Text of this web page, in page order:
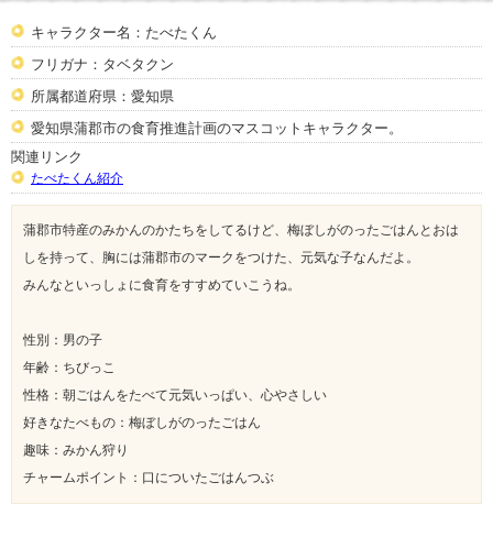
キャラクター名：たべたくん
フリガナ：タベタクン
所属都道府県：愛知県
愛知県蒲郡市の食育推進計画のマスコットキャラクター。
関連リンク
たべたくん紹介
蒲郡市特産のみかんのかたちをしてるけど、梅ぼしがのったごはんとおは
しを持って、胸には蒲郡市のマークをつけた、元気な子なんだよ。
みんなといっしょに食育をすすめていこうね。
性別：男の子
年齢：ちびっこ
性格：朝ごはんをたべて元気いっぱい、心やさしい
好きなたべもの：梅ぼしがのったごはん
趣味：みかん狩り
チャームポイント：口についたごはんつぶ